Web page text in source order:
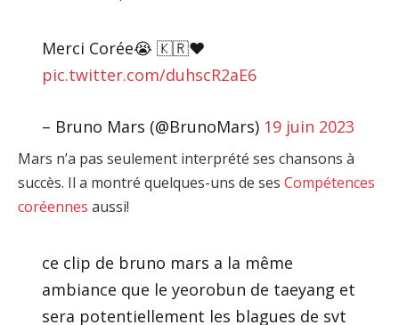
Merci Corée😭 🇰🇷♥️
pic.twitter.com/duhscR2aE6
– Bruno Mars (@BrunoMars) 19 juin 2023
Mars n’a pas seulement interprété ses chansons à
succès. Il a montré quelques-uns de ses Compétences
coréennes aussi!
ce clip de bruno mars a la même
ambiance que le yeorobun de taeyang et
sera potentiellement les blagues de svt